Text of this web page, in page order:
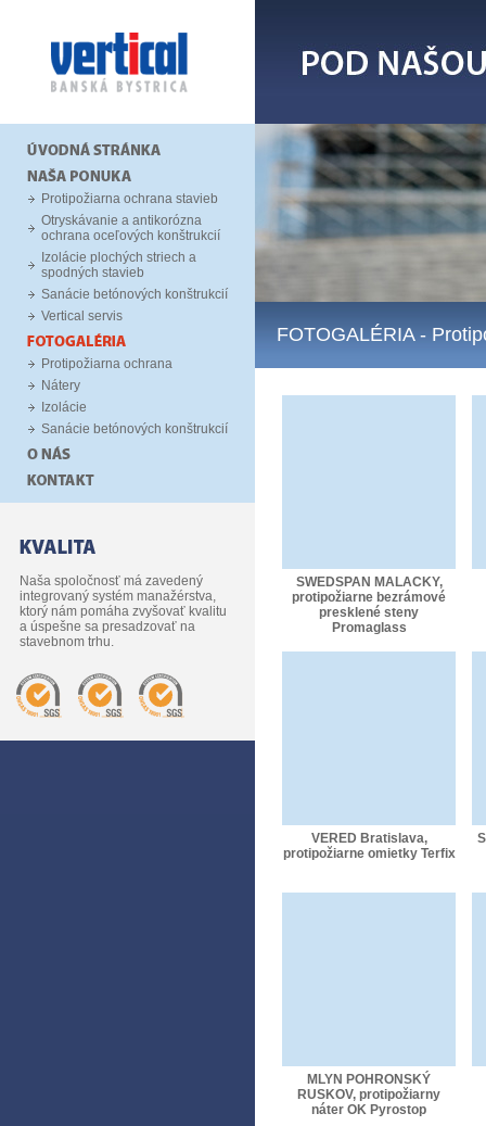
Protipožiarna ochrana stavieb
Otryskávanie a antikorózna
ochrana oceľových konštrukcií
Izolácie plochých striech a
spodných stavieb
Sanácie betónových konštrukcií
Vertical servis
Protipožiarna ochrana
Nátery
Izolácie
Sanácie betónových konštrukcií
Naša spoločnosť má zavedený
integrovaný systém manažérstva,
ktorý nám pomáha zvyšovať kvalitu
a úspešne sa presadzovať na
stavebnom trhu.
FOTOGALÉRIA-
SWEDSPAN MALACKY,
protipožiarne bezrámové
presklené steny
Promaglass
VERED Bratislava,
protipožiarne omietky Terfix
MLYN POHRONSKÝ
RUSKOV, protipožiarny
náter OK Pyrostop